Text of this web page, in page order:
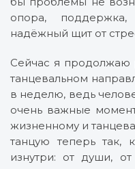
опора,
надёжный щит от
Сейчас я продолжаю
танцевальном
в неделю, ведь
очень важные
жизненному и
танцую теперь так,
изнутри: от души,